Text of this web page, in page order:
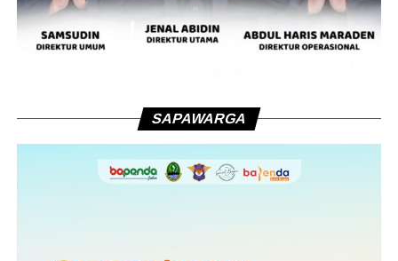
SAPAWARGA